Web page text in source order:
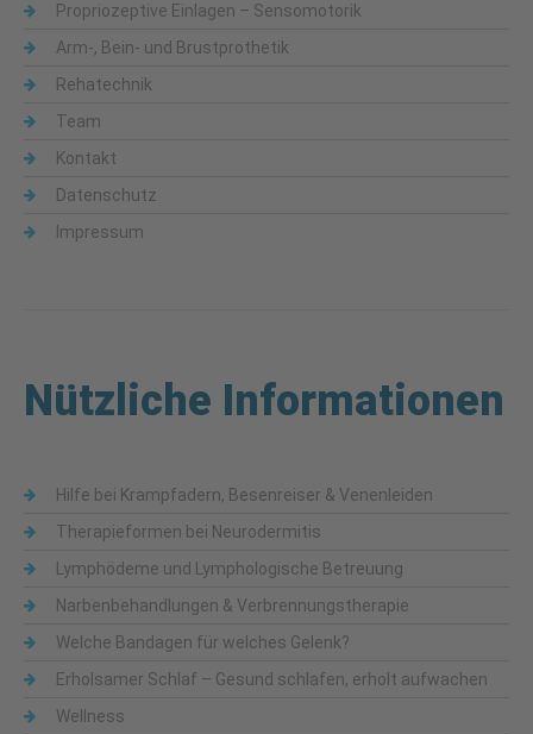
Propriozeptive Einlagen – Sensomotorik
Arm-, Bein- und Brustprothetik
Rehatechnik
Team
Kontakt
Datenschutz
Impressum
Nützliche Informationen
Hilfe bei Krampfadern, Besenreiser & Venenleiden
Therapieformen bei Neurodermitis
Lymphödeme und Lymphologische Betreuung
Narbenbehandlungen & Verbrennungstherapie
Welche Bandagen für welches Gelenk?
Erholsamer Schlaf – Gesund schlafen, erholt aufwachen
Wellness